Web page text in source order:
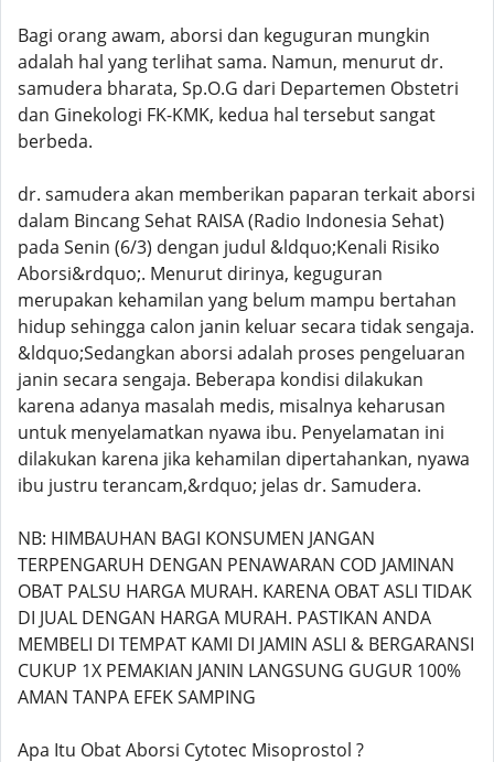
Bagi orang awam, aborsi dan keguguran mungkin
adalah hal yang terlihat sama. Namun, menurut dr.
samudera bharata, Sp.O.G dari Departemen Obstetri
dan Ginekologi FK-KMK, kedua hal tersebut sangat
berbeda.
dr. samudera akan memberikan paparan terkait aborsi
dalam Bincang Sehat RAISA (Radio Indonesia Sehat)
pada Senin (6/3) dengan judul &ldquo;Kenali Risiko
Aborsi&rdquo;. Menurut dirinya, keguguran
merupakan kehamilan yang belum mampu bertahan
hidup sehingga calon janin keluar secara tidak sengaja.
&ldquo;Sedangkan aborsi adalah proses pengeluaran
janin secara sengaja. Beberapa kondisi dilakukan
karena adanya masalah medis, misalnya keharusan
untuk menyelamatkan nyawa ibu. Penyelamatan ini
dilakukan karena jika kehamilan dipertahankan, nyawa
ibu justru terancam,&rdquo; jelas dr. Samudera.
NB: HIMBAUHAN BAGI KONSUMEN JANGAN
TERPENGARUH DENGAN PENAWARAN COD JAMINAN
OBAT PALSU HARGA MURAH. KARENA OBAT ASLI TIDAK
DI JUAL DENGAN HARGA MURAH. PASTIKAN ANDA
MEMBELI DI TEMPAT KAMI DI JAMIN ASLI & BERGARANSI
CUKUP 1X PEMAKIAN JANIN LANGSUNG GUGUR 100%
AMAN TANPA EFEK SAMPING
Apa Itu Obat Aborsi Cytotec Misoprostol ?